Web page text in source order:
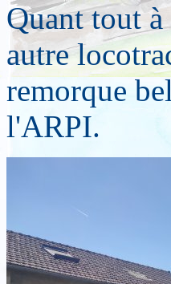
Quant tout
autre
remorque
l'ARPI.